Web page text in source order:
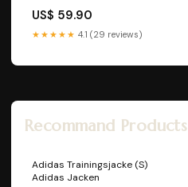
luftiger Passform (Gr.34-38)
flach
US$ 59.90
★★★★★ 4.1 (29 reviews)
Recommand Products
Adidas Trainingsjacke (S)
Adidas Jacken